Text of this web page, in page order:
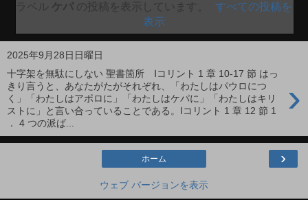
ラベル ケパの投稿を表示しています。
すべての投稿を
表示
2025年9月28日日曜日
›
十字架を無駄にしない 聖書箇所 Ⅰコリント 1 章 10-17 節 はっ
きり言うと、あなたがたがそれぞれ、「わたしはパウロにつ
く」「わたしはアポロに」「わたしはケパに」「わたしはキリ
ストに」と言い合っていることである。Ⅰコリント 1 章 12 節 1
． 4 つの派ば...
›
ホーム
ウェブ バージョンを表示